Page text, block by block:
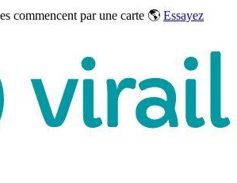
commencent par une carte 🌎 Essayez